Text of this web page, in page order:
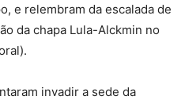
e relembram da escalada de
da chapa Lula-Alckmin no
invadir a sede da